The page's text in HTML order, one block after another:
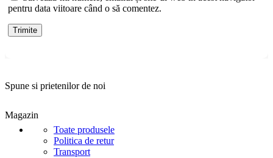
pentru data viitoare când o să comentez.
Spune si prietenilor de noi
Magazin
Toate produsele
Politica de retur
Transport